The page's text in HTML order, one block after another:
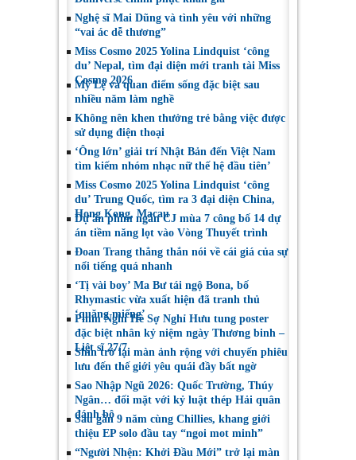
Việt Nam Toronto 2026
Nghệ sĩ Mai Dũng và tình yêu với những
“vai ác dễ thương”
Miss Cosmo 2025 Yolina Lindquist ‘công
du’ Nepal, tìm đại diện mới tranh tài Miss
Cosmo 2026
Mỹ Lệ và quan điểm sống đặc biệt sau
nhiều năm làm nghề
Không nên khen thưởng trẻ bằng việc được
sử dụng điện thoại
‘Ông lớn’ giải trí Nhật Bản đến Việt Nam
tìm kiếm nhóm nhạc nữ thế hệ đầu tiên’
Miss Cosmo 2025 Yolina Lindquist ‘công
du’ Trung Quốc, tìm ra 3 đại diện China,
Hong Kong, Macau
Dự án phim ngắn CJ mùa 7 công bố 14 dự
án tiềm năng lọt vào Vòng Thuyết trình
Đoan Trang thẳng thắn nói về cái giá của sự
nổi tiếng quá nhanh
‘Tị vài boy’ Ma Bư tái ngộ Bona, bố
Rhymastic vừa xuất hiện đã tranh thủ
‘quăng miếng’
Phim Nghỉ Hè Sợ Nghỉ Hưu tung poster
đặc biệt nhân kỷ niệm ngày Thương binh –
Liệt sĩ 27/7
Shin trở lại màn ảnh rộng với chuyến phiêu
lưu đến thế giới yêu quái đầy bất ngờ
Sao Nhập Ngũ 2026: Quốc Trường, Thúy
Ngân… đối mặt với kỷ luật thép Hải quân
đánh bộ
Sau gần 9 năm cùng Chillies, khang giới
thiệu EP solo đầu tay “ngoi mot minh”
“Người Nhện: Khởi Đầu Mới” trở lại màn